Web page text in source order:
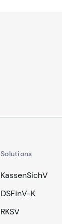
Solutions
KassenSichV
DSFinV-K
RKSV